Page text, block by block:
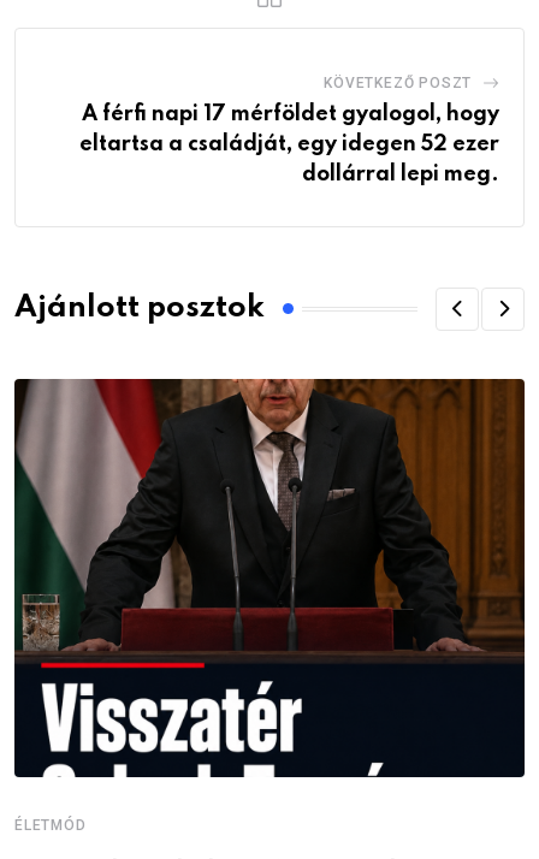
KÖVETKEZŐ POSZT
A férfi napi 17 mérföldet gyalogol, hogy
eltartsa a családját, egy idegen 52 ezer
dollárral lepi meg.
Ajánlott posztok
ÉLETMÓD